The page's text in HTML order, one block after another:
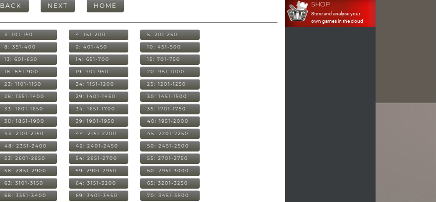
BACK NEXT HOME
3: 101-150 4: 151-200 5: 201-250
8: 351-400 9: 401-450 10: 451-500
13: 601-650 14: 651-700 15: 701-750
18: 851-900 19: 901-950 20: 951-1000
23: 1101-1150 24: 1151-1200 25: 1201-1250
28: 1351-1400 29: 1401-1450 30: 1451-1500
33: 1601-1650 34: 1651-1700 35: 1701-1750
38: 1851-1900 39: 1901-1950 40: 1951-2000
43: 2101-2150 44: 2151-2200 45: 2201-2250
48: 2351-2400 49: 2401-2450 50: 2451-2500
53: 2601-2650 54: 2651-2700 55: 2701-2750
58: 2851-2900 59: 2901-2950 60: 2951-3000
63: 3101-3150 64: 3151-3200 65: 3201-3250
68: 3351-3400 69: 3401-3450 70: 3451-3500
SHOP
Store and analyse your
own games in the cloud